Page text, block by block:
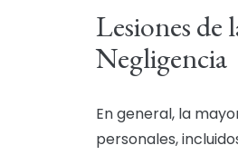
Lesiones
Negligencia
En general, la
personales,